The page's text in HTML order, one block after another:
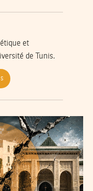
et
de Tunis.